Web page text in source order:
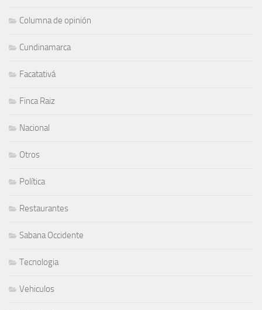
Columna de opinión
Cundinamarca
Facatativá
Finca Raiz
Nacional
Otros
Política
Restaurantes
Sabana Occidente
Tecnologia
Vehiculos